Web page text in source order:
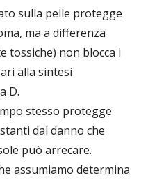
sulla pelle protegge
ma a differenza
tossiche) non blocca i
alla sintesi
D.
stesso protegge
dal danno che
può arrecare.
assumiamo determina